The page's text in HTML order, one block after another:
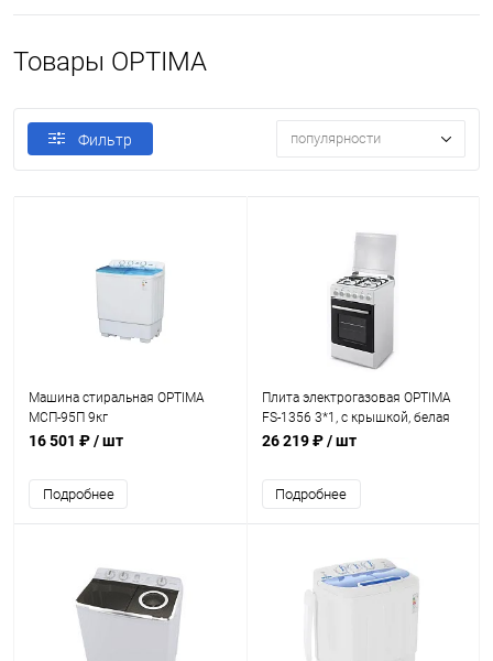
Товары OPTIMA
Фильтр популярности
Машина стиральная OPTIMA
МСП-95П 9кг
16 501 ₽/ шт
Подробнее
Плита электрогазовая OPTIMA
FS-1356 3*1, с крышкой, белая
26 219 ₽/ шт
Подробнее